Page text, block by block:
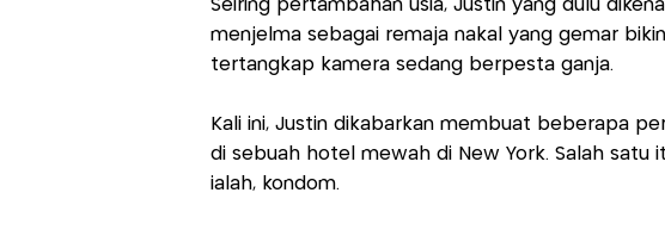
Seiring pertambahan usia, Justin yang dulu
menjelma sebagai remaja nakal yang gemar
tertangkap kamera sedang berpesta ganja.
Kali ini, Justin dikabarkan membuat beberapa
di sebuah hotel mewah di New York. Salah satu
ialah, kondom.